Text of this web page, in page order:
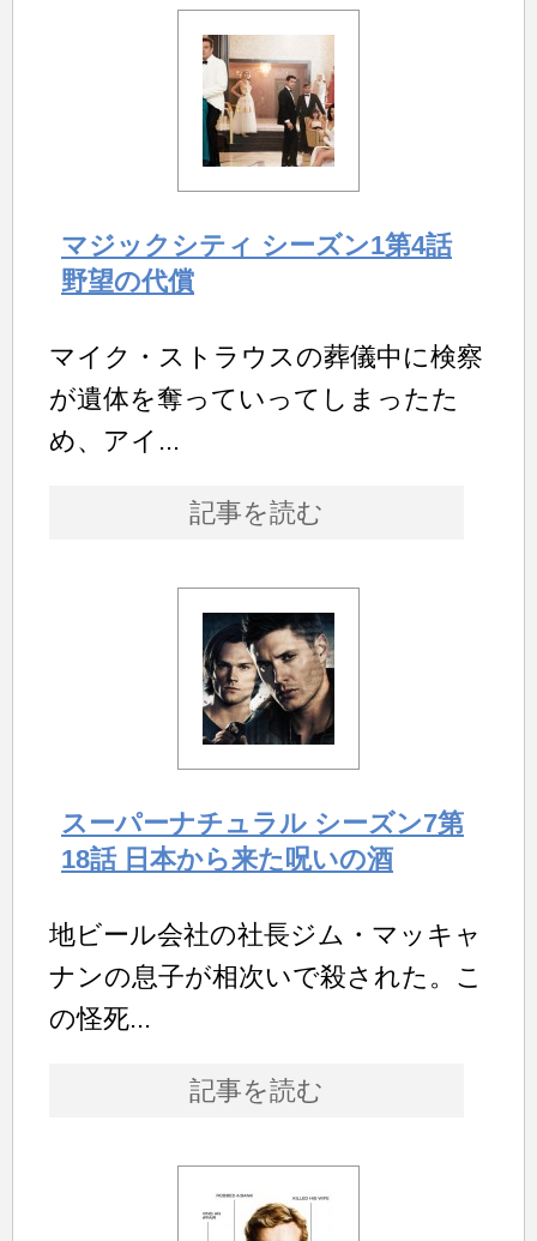
マジックシティ シーズン1第4話
野望の代償
マイク・ストラウスの葬儀中に検察
が遺体を奪っていってしまったた
め、アイ...
記事を読む
スーパーナチュラル シーズン7第
18話 日本から来た呪いの酒
地ビール会社の社長ジム・マッキャ
ナンの息子が相次いで殺された。こ
の怪死...
記事を読む